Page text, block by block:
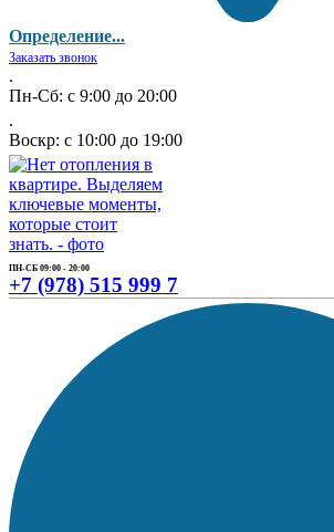
Определение...
Заказать звонок
.
Пн-Сб: с 9:00 до 20:00
.
Воскр: с 10:00 до 19:00
ПН-СБ 09:00 - 20:00
+7 (978) 515 999 7